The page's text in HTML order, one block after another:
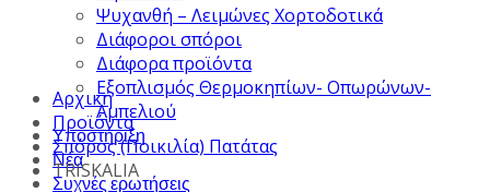
Ψυχανθή – Λειμώνες Χορτοδοτικά
Διάφοροι σπόροι
Διάφορα προϊόντα
Εξοπλισμός Θερμοκηπίων- Οπωρώνων-
Αμπελιού
Υποστήριξη
Νέα
Συχνές ερωτήσεις
Αρχική
Προϊόντα
Σπόρος (Ποικιλία) Πατάτας
TRISKALIA